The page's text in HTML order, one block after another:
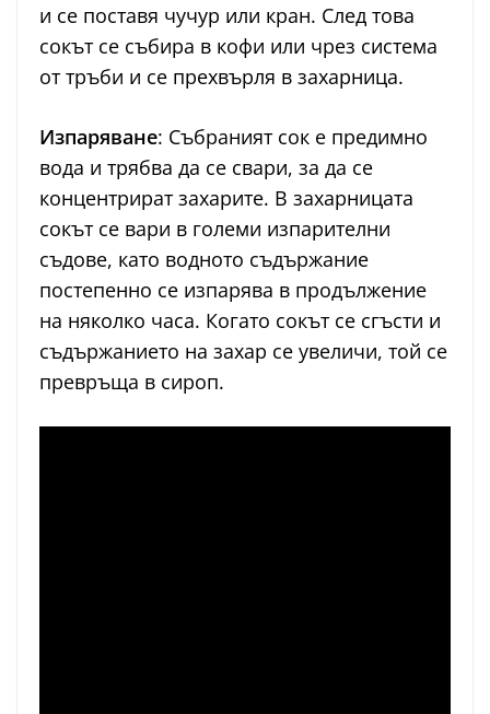
и се поставя чучур или кран. След това
сокът се събира в кофи или чрез система
от тръби и се прехвърля в захарница.
Изпаряване: Събраният сок е предимно
вода и трябва да се свари, за да се
концентрират захарите. В захарницата
сокът се вари в големи изпарителни
съдове, като водното съдържание
постепенно се изпарява в продължение
на няколко часа. Когато сокът се сгъсти и
съдържанието на захар се увеличи, той се
превръща в сироп.